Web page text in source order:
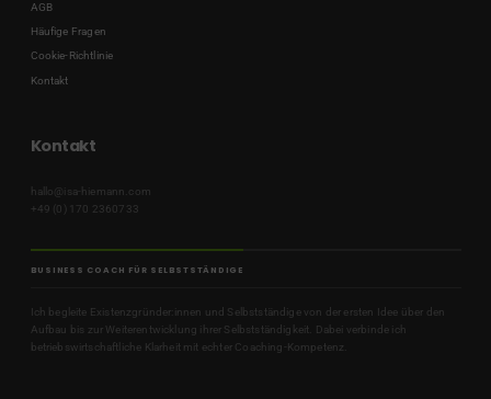
AGB
Häufige Fragen
Cookie-Richtlinie
Kontakt
Kontakt
hallo@isa-hiemann.com
+49 (0) 170 2360733
BUSINESS COACH FÜR SELBSTSTÄNDIGE
Ich begleite Existenzgründer:innen und Selbstständige von der ersten Idee über den
Aufbau bis zur Weiterentwicklung ihrer Selbstständigkeit. Dabei verbinde ich
betriebswirtschaftliche Klarheit mit echter Coaching-Kompetenz.